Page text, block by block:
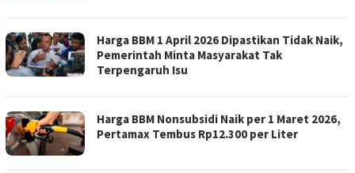
Harga BBM 1 April 2026 Dipastikan Tidak Naik,
Pemerintah Minta Masyarakat Tak
Terpengaruh Isu
Harga BBM Nonsubsidi Naik per 1 Maret 2026,
Pertamax Tembus Rp12.300 per Liter